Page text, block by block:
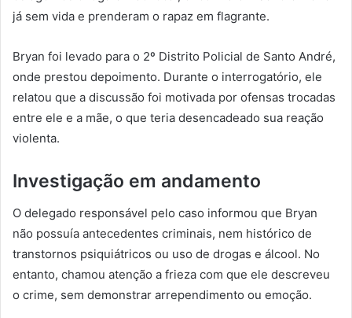
já sem vida e prenderam o rapaz em flagrante.
Bryan foi levado para o 2º Distrito Policial de Santo André,
onde prestou depoimento. Durante o interrogatório, ele
relatou que a discussão foi motivada por ofensas trocadas
entre ele e a mãe, o que teria desencadeado sua reação
violenta.
Investigação em andamento
O delegado responsável pelo caso informou que Bryan
não possuía antecedentes criminais, nem histórico de
transtornos psiquiátricos ou uso de drogas e álcool. No
entanto, chamou atenção a frieza com que ele descreveu
o crime, sem demonstrar arrependimento ou emoção.